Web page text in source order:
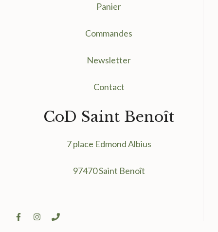
Panier
Commandes
Newsletter
Contact
CoD Saint Benoît
7 place Edmond Albius
97470 Saint Benoît